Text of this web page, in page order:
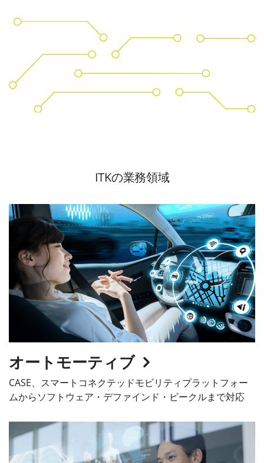
ITKの業務領域
オートモーティブ
CASE、スマートコネクテッドモビリティプラットフォー
ムからソフトウェア・デファインド・ビークルまで対応